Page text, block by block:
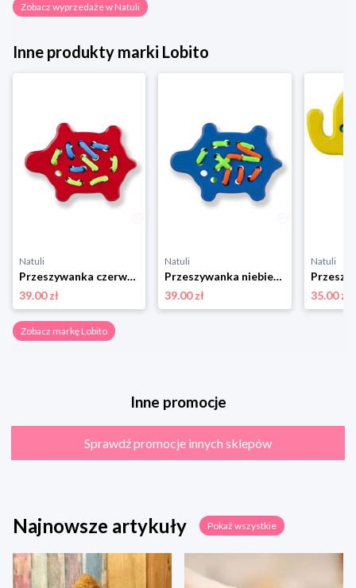
Zobacz wyprzedaże w Natuli
Inne produkty marki Lobito
Natuli
Przeszywanka czerwony żółw Lobito
39.00 zł
Natuli
Przeszywanka niebieski żółw Lobito
39.00 zł
Natuli
35.00 zł
Zobacz markę Lobito
Inne promocje
Sprawdź promocje innych sklepów
Najnowsze artykuły Pokaż wszystkie